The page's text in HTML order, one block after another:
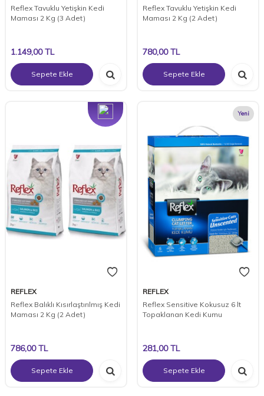
Reflex Tavuklu Yetişkin Kedi
Maması 2 Kg (3 Adet)
1.149,00TL
Sepete Ekle
Reflex Tavuklu Yetişkin Kedi
Maması 2 Kg (2 Adet)
780,00TL
Sepete Ekle
Yeni
REFLEX
Reflex Balıklı Kısırlaştırılmış Kedi
Maması 2 Kg (2 Adet)
786,00TL
Sepete Ekle
Yeni
REFLEX
Reflex Sensitive Kokusuz 6 lt
Topaklanan Kedi Kumu
281,00TL
Sepete Ekle